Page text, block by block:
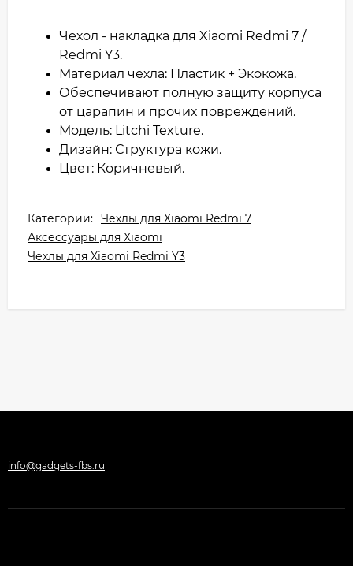
Чехол - накладка для Xiaomi Redmi 7 /
Redmi Y3.
Материал чехла: Пластик + Экокожа.
Обеспечивают полную защиту корпуса
от царапин и прочих повреждений.
Модель: Litchi Texture.
Дизайн: Структура кожи.
Цвет: Коричневый.
Категории: Чехлы для Xiaomi Redmi 7
Аксессуары для Xiaomi
Чехлы для Xiaomi Redmi Y3
info@gadgets-fbs.ru